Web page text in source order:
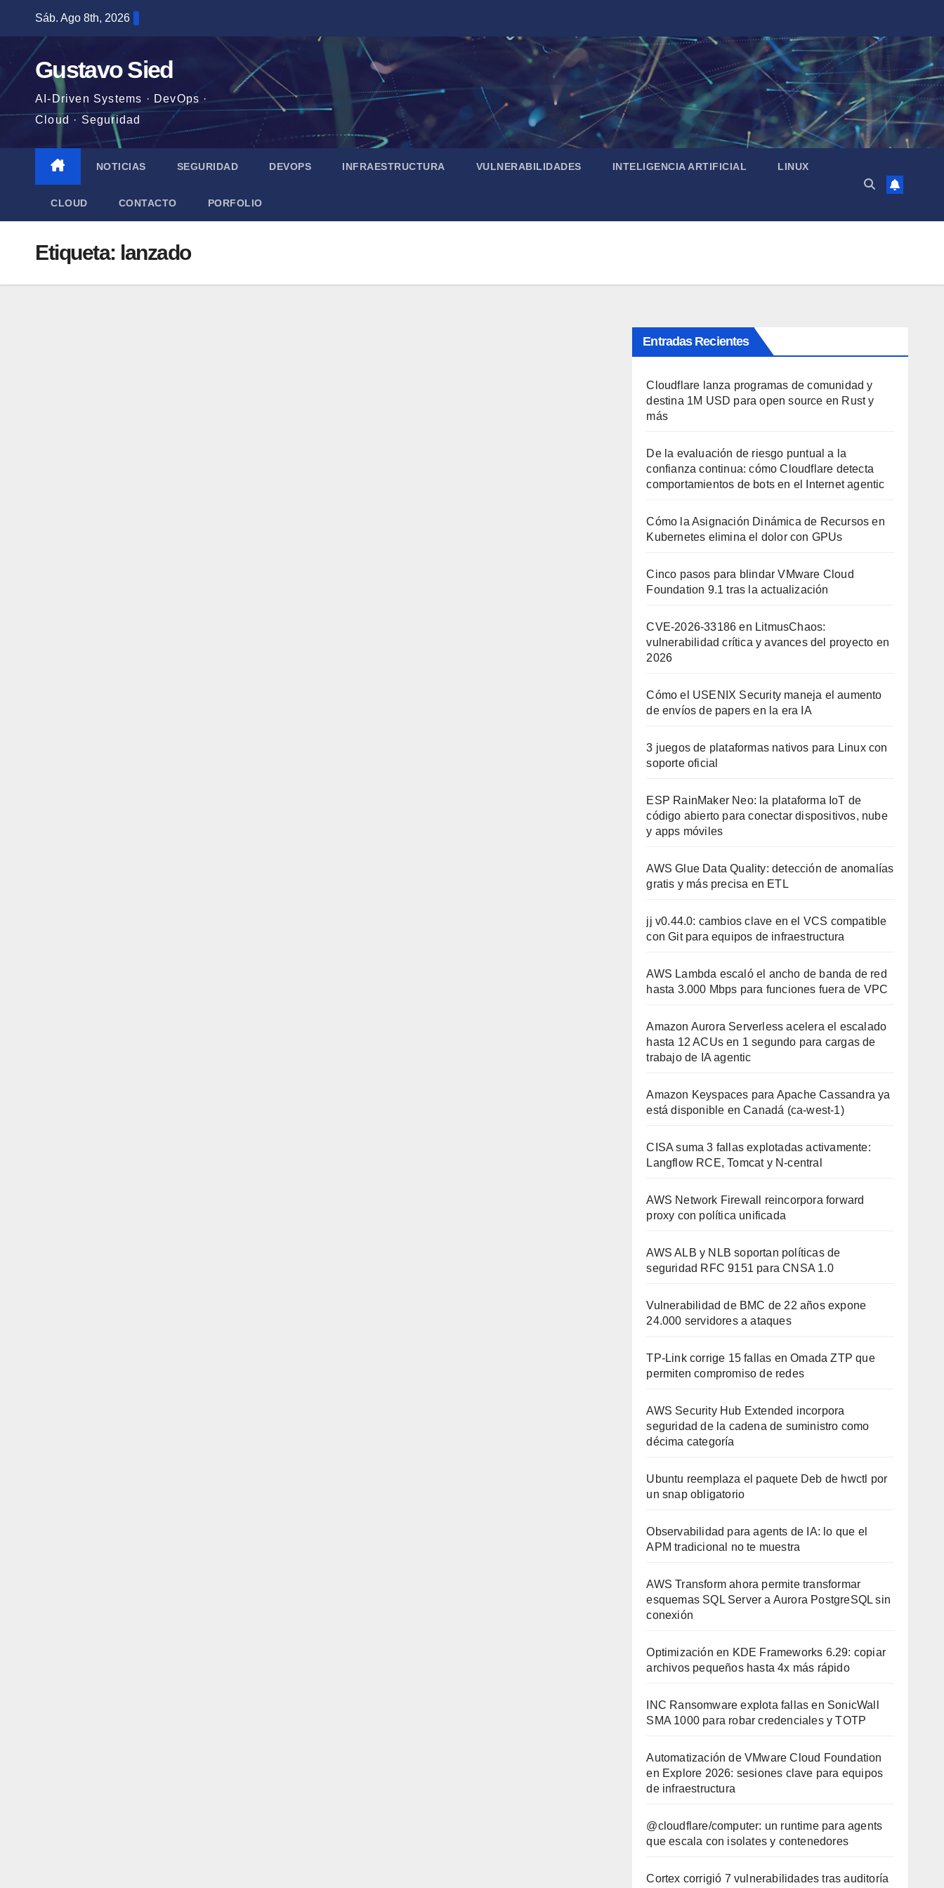
contenido
Sáb. Ago 8th, 2026
Gustavo Sied
AI-Driven Systems · DevOps ·
Cloud · Seguridad
NOTICIAS SEGURIDAD DEVOPS INFRAESTRUCTURA VULNERABILIDADES INTELIGENCIA ARTIFICIAL LINUX
CLOUD CONTACTO PORFOLIO
Etiqueta: lanzado
Entradas Recientes
Cloudflare lanza programas de comunidad y
destina 1M USD para open source en Rust y
más
De la evaluación de riesgo puntual a la
confianza continua: cómo Cloudflare detecta
comportamientos de bots en el Internet agentic
Cómo la Asignación Dinámica de Recursos en
Kubernetes elimina el dolor con GPUs
Cinco pasos para blindar VMware Cloud
Foundation 9.1 tras la actualización
CVE-2026-33186 en LitmusChaos:
vulnerabilidad crítica y avances del proyecto en
2026
Cómo el USENIX Security maneja el aumento
de envíos de papers en la era IA
3 juegos de plataformas nativos para Linux con
soporte oficial
ESP RainMaker Neo: la plataforma IoT de
código abierto para conectar dispositivos, nube
y apps móviles
AWS Glue Data Quality: detección de anomalías
gratis y más precisa en ETL
jj v0.44.0: cambios clave en el VCS compatible
con Git para equipos de infraestructura
AWS Lambda escaló el ancho de banda de red
hasta 3.000 Mbps para funciones fuera de VPC
Amazon Aurora Serverless acelera el escalado
hasta 12 ACUs en 1 segundo para cargas de
trabajo de IA agentic
Amazon Keyspaces para Apache Cassandra ya
está disponible en Canadá (ca-west-1)
CISA suma 3 fallas explotadas activamente:
Langflow RCE, Tomcat y N-central
AWS Network Firewall reincorpora forward
proxy con política unificada
AWS ALB y NLB soportan políticas de
seguridad RFC 9151 para CNSA 1.0
Vulnerabilidad de BMC de 22 años expone
24.000 servidores a ataques
TP-Link corrige 15 fallas en Omada ZTP que
permiten compromiso de redes
AWS Security Hub Extended incorpora
seguridad de la cadena de suministro como
décima categoría
Ubuntu reemplaza el paquete Deb de hwctl por
un snap obligatorio
Observabilidad para agents de IA: lo que el
APM tradicional no te muestra
AWS Transform ahora permite transformar
esquemas SQL Server a Aurora PostgreSQL sin
conexión
Optimización en KDE Frameworks 6.29: copiar
archivos pequeños hasta 4x más rápido
INC Ransomware explota fallas en SonicWall
SMA 1000 para robar credenciales y TOTP
Automatización de VMware Cloud Foundation
en Explore 2026: sesiones clave para equipos
de infraestructura
@cloudflare/computer: un runtime para agents
que escala con isolates y contenedores
Cortex corrigió 7 vulnerabilidades tras auditoría